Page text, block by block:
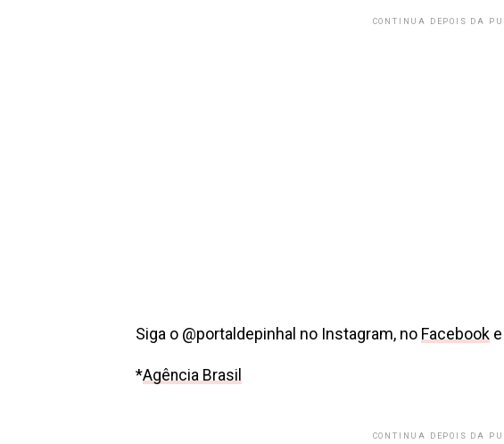
CONTINUA DEPOIS DA
Siga o @portaldepinhal no Instagram, no Facebook
*Agência Brasil
CONTINUA DEPOIS DA